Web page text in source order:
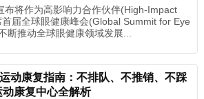
将作为高影响力合作伙伴(High-Impact
届全球眼健康峰会(Global Summit for Eye
断推动全球眼健康领域发展...
动康复指南：不排队、不推销、不踩
康复中心全解析